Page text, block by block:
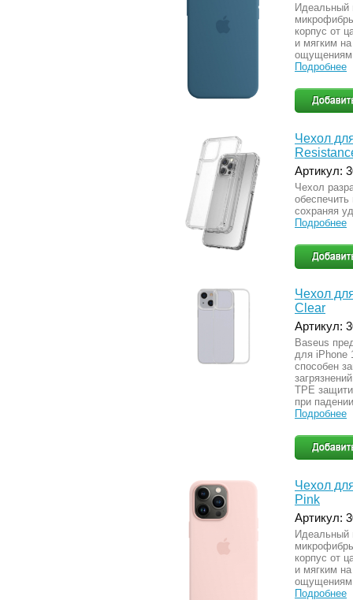
Идеальный
корпус от
и мягким
ощущениям
Подробнее
Чехол
Артикул:
Чехол
сохраняя
Подробнее
Чехол
Clear
Артикул:
Baseus
для iPhone
способен
TPE
при
Подробнее
Чехол
Pink
Артикул:
Идеальный
корпус от
и мягким
ощущениям
Подробнее